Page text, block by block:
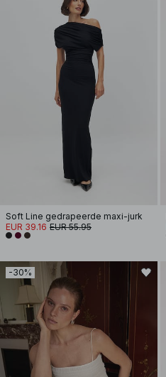
Soft Line gedrapeerde maxi-jurk
EUR 39.16 EUR 55.95
-30%